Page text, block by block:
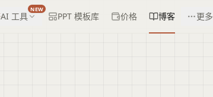
AI 工具
NEW
PPT 模板库 价格 博客 更多